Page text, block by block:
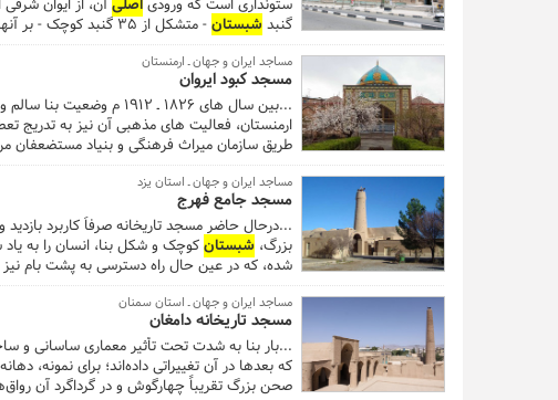
ستونداری است که ورودیاصلیآن، از ایوان
گنبد شبستان- متشکل از ۳۵ گنبد کوچک - بر آنها قرار گرفته است. ...
مساجد ایران و جهان ـ ارمنستان
مسجد کبود ایروان
...بین سال های ۱۸۲۶ ـ
طریق سازمان میراث فرهنگی و بنیاد مستضعفان
که ساخته و پرداخته دوران حسینعلی خان
ترکیب ویژه و هسته
در فضایی سربرافراشته که انبوه درختان نارون
مساجد ایران و جهان ـ استان یزد
مسجد جامع فهرج
...درحال حاضر مسجد تاریخانه صرفاً کاربرد
بزرگ، شبستانکوچک و شکل بنا، انسان را به
شده، که در عین حال راه دسترسی به پشت بام
مساجد ایران و جهان ـ استان سمنان
مسجد تاریخانه دامغان
...بار بنا به شدت تحت تأثیر معماری ساسانی و
که بعدها در آن تغییراتی داده‌اند؛ برای نمونه،
صحن بزرگ تقریباً چهارگوش و در گرداگرد آن